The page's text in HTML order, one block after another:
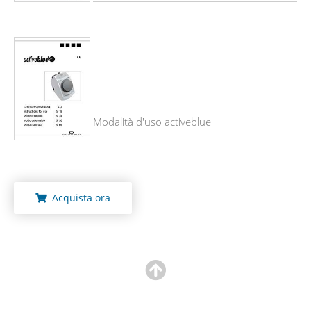
Modalità d'uso activeblue
Acquista ora